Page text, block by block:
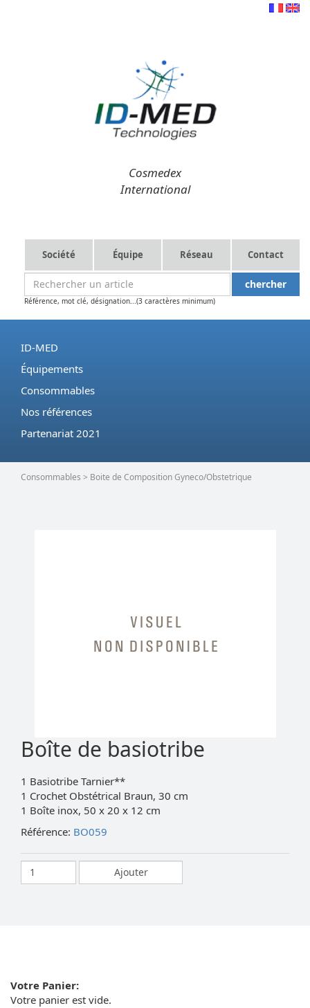
Cosmedex
International
Société Équipe Réseau Contact
Référence, mot clé, désignation...(3 caractères minimum)
ID-MED
Équipements
Consommables
Nos références
Partenariat 2021
Consommables > Boite de Composition Gyneco/Obstetrique
Boîte de basiotribe
1 Basiotribe Tarnier**
1 Crochet Obstétrical Braun, 30 cm
1 Boîte inox, 50 x 20 x 12 cm
Référence: BO059
Votre Panier:
Votre panier est vide.